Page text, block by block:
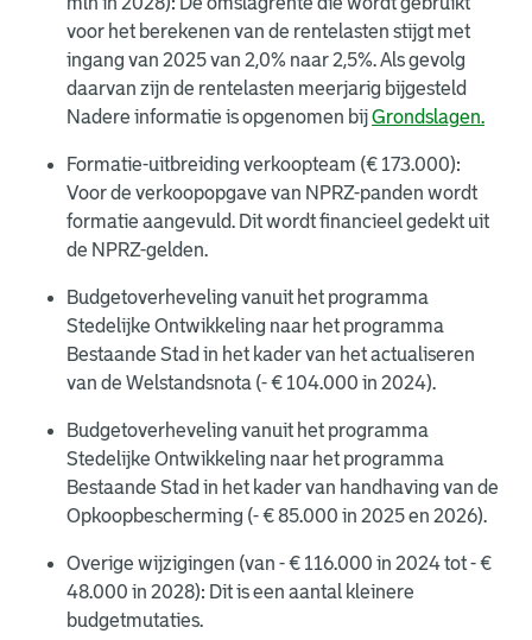
voor het berekenen van de rentelasten stijgt met
ingang van 2025 van 2,0% naar 2,5%. Als gevolg
daarvan zijn de rentelasten meerjarig bijgesteld
Nadere informatie is opgenomen bijGrondslagen.
Formatie-uitbreiding verkoopteam (€ 173.000):
Voor de verkoopopgave van NPRZ-panden wordt
formatie aangevuld. Dit wordt financieel gedekt uit
de NPRZ-gelden.
Budgetoverheveling vanuit het programma
Stedelijke Ontwikkeling naar het programma
Bestaande Stad in het kader van het actualiseren
van de Welstandsnota (- € 104.000 in 2024).
Budgetoverheveling vanuit het programma
Stedelijke Ontwikkeling naar het programma
Bestaande Stad in het kader van handhaving van de
Opkoopbescherming (- € 85.000 in 2025 en 2026).
Overige wijzigingen (van - € 116.000 in 2024 tot - €
48.000 in 2028): Dit is een aantal kleinere
budgetmutaties.